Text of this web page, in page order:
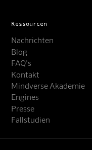
Ressourcen
Nachrichten
Blog
FAQ's
Kontakt
Mindverse Akademie
Engines
Presse
Fallstudien